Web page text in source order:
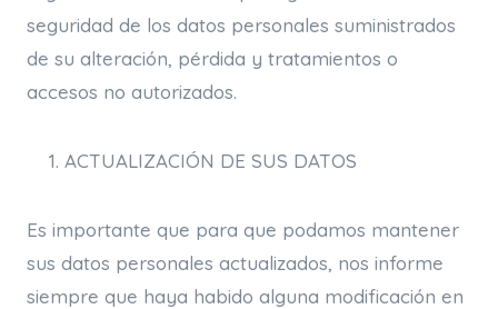
seguridad de los datos personales suministrados
de su alteración, pérdida y tratamientos o
accesos no autorizados.
ACTUALIZACIÓN DE SUS DATOS
Es importante que para que podamos mantener
sus datos personales actualizados, nos informe
siempre que haya habido alguna modificación en